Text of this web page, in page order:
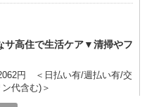
サ高住で生活ケア▼清掃やフ
円 ＜日払い有/週払い有/交
代含む)＞